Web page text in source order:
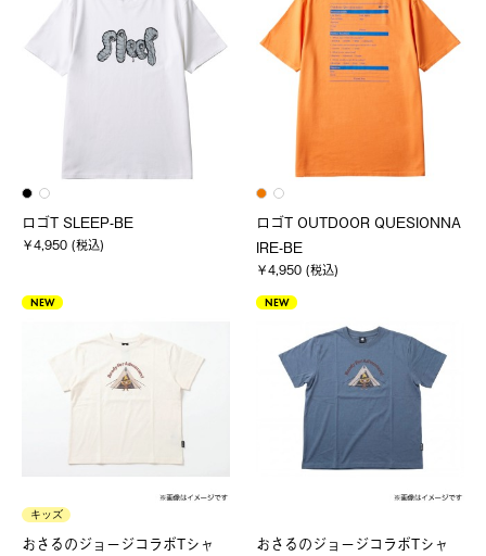
ロゴT SLEEP-BE
￥4,950 (税込)
ロゴT OUTDOOR QUESIONNA
IRE-BE
￥4,950 (税込)
NEW
キッズ
おさるのジョージコラボTシャ
NEW
おさるのジョージコラボTシャ